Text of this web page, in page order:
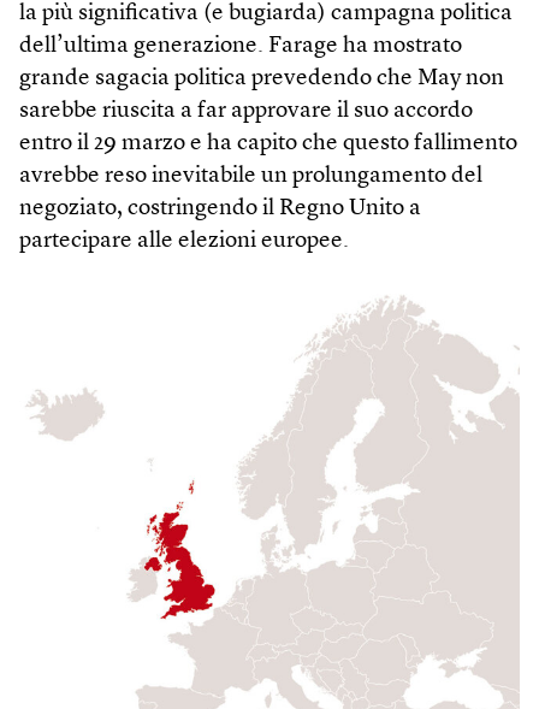
la più significativa (e bugiarda) campagna politica
dell’ultima generazione. Farage ha mostrato
grande sagacia politica prevedendo che May non
sarebbe riuscita a far approvare il suo accordo
entro il 29 marzo e ha capito che questo fallimento
avrebbe reso inevitabile un prolungamento del
negoziato, costringendo il Regno Unito a
partecipare alle elezioni europee.